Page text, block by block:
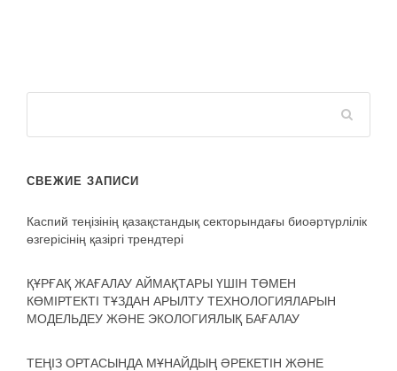
СВЕЖИЕ ЗАПИСИ
Каспий теңізінің қазақстандық секторындағы биоәртүрлілік
өзгерісінің қазіргі трендтері
ҚҰРҒАҚ ЖАҒАЛАУ АЙМАҚТАРЫ ҮШІН ТӨМЕН
КӨМІРТЕКТІ ТҰЗДАН АРЫЛТУ ТЕХНОЛОГИЯЛАРЫН
МОДЕЛЬДЕУ ЖӘНЕ ЭКОЛОГИЯЛЫҚ БАҒАЛАУ
ТЕҢІЗ ОРТАСЫНДА МҰНАЙДЫҢ ӘРЕКЕТІН ЖӘНЕ